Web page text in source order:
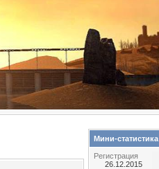
Мини-статистика
Регистрация
26.12.2015